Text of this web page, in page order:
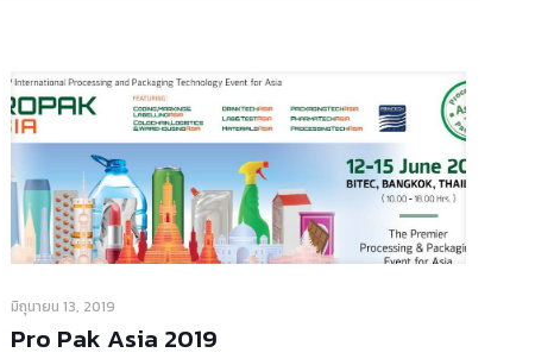
มิถุนายน 13, 2019
Pro Pak Asia 2019​